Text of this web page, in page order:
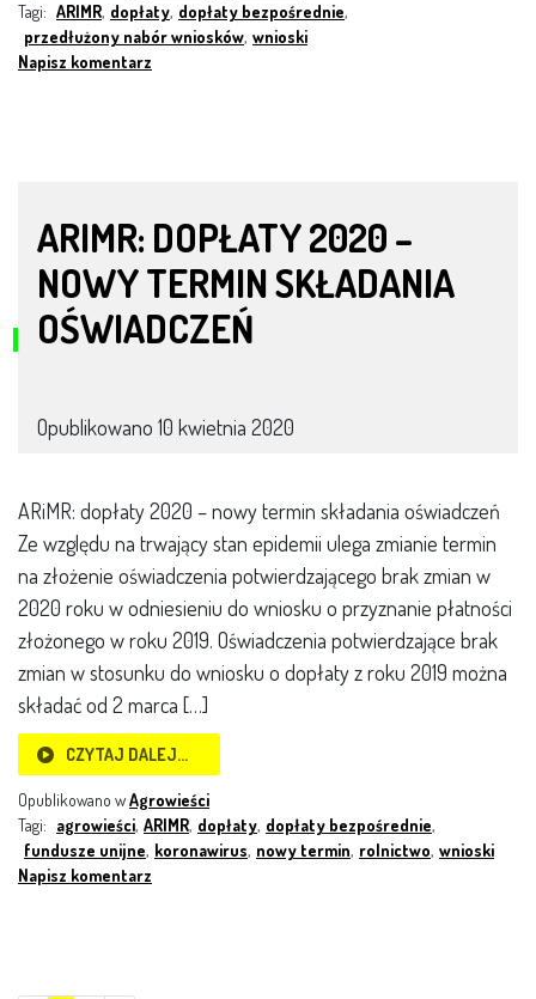
Tagi: ARIMR, dopłaty, dopłaty bezpośrednie,
przedłużony nabór wniosków, wnioski
Napisz komentarz
ARIMR: DOPŁATY 2020 –
NOWY TERMIN SKŁADANIA
OŚWIADCZEŃ
Opublikowano 10 kwietnia 2020
ARiMR: dopłaty 2020 – nowy termin składania oświadczeń
Ze względu na trwający stan epidemii ulega zmianie termin
na złożenie oświadczenia potwierdzającego brak zmian w
2020 roku w odniesieniu do wniosku o przyznanie płatności
złożonego w roku 2019. Oświadczenia potwierdzające brak
zmian w stosunku do wniosku o dopłaty z roku 2019 można
składać od 2 marca […]
CZYTAJ DALEJ…
Opublikowano wAgrowieści
Tagi: agrowieści, ARIMR, dopłaty, dopłaty bezpośrednie,
fundusze unijne, koronawirus, nowy termin, rolnictwo, wnioski
Napisz komentarz